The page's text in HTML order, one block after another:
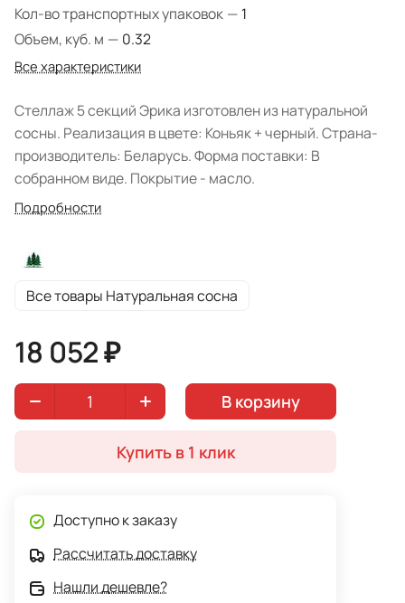
Кол-во транспортных упаковок — 1
Объем, куб. м — 0.32
Все характеристики
Стеллаж 5 секций Эрика изготовлен из натуральной
сосны. Реализация в цвете: Коньяк + черный. Страна-
производитель: Беларусь. Форма поставки: В
собранном виде. Покрытие - масло.
Подробности
Все товары Натуральная сосна
18 052 ₽
В корзину
Купить в 1 клик
Доступно к заказу
Рассчитать доставку
Нашли дешевле?